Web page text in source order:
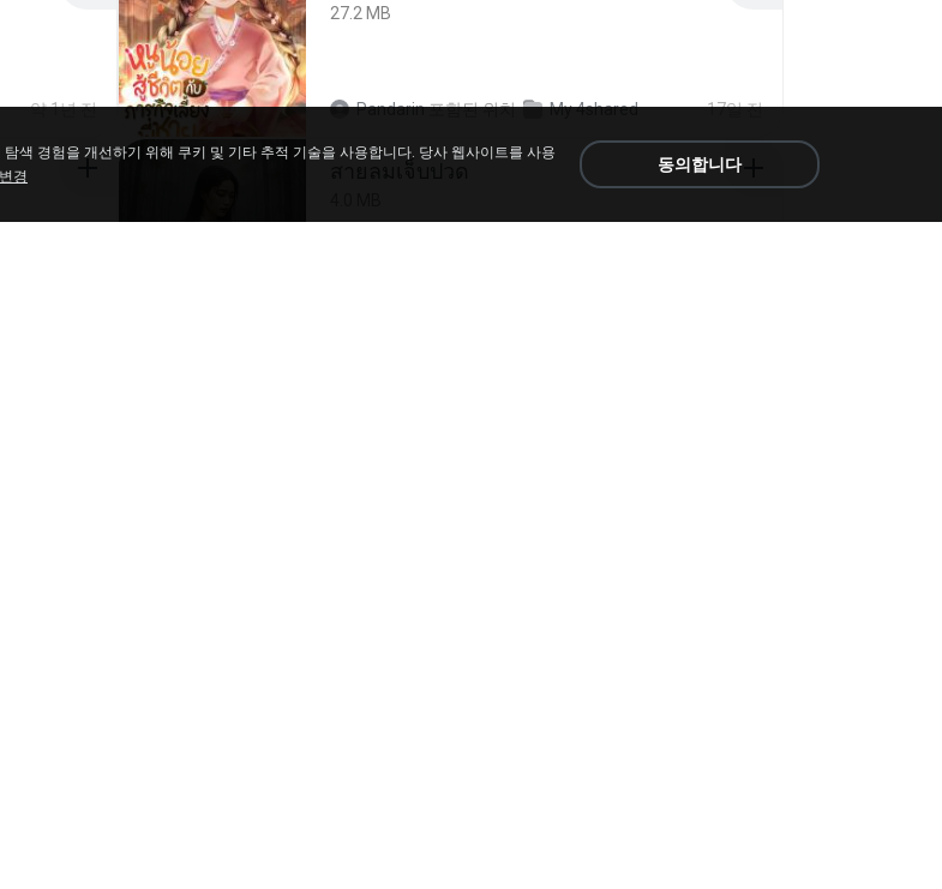
약 1년 전
27.2 MB
Pandarin포함된 위치 My 4shared 17일 전
색 경험을 개선하기 위해 쿠키 및 기타 추적 기술을 사용합니다. 당사 웹사이트를 사용
경
동의합니다